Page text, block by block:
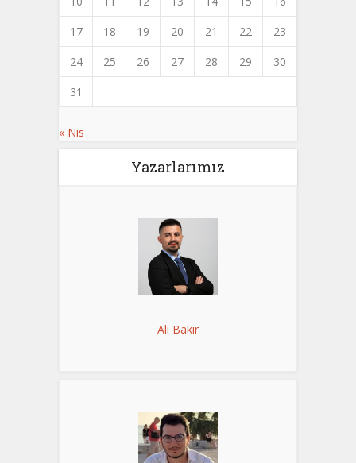
17
18 19 20 21 22
23
24
25 26 27 28 29
30
31
« Nis
Yazarlarımız
Ali Bakır